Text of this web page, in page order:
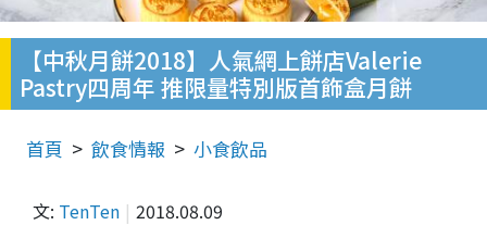
【中秋月餅2018】人氣網上餅店Valerie
Pastry四周年 推限量特別版首飾盒月餅
首頁 飲食情報 小食飲品
文: TenTen 2018.08.09